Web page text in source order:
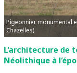
Pigeonnier monumental
Chazelles)
L’architecture de
Néolithique à